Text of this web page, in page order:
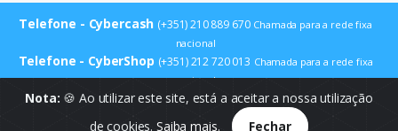
Telefone - Cybercash (+351) 210 889 670 Chamada para a rede fixa
nacional
Telefone - CyberShop (+351) 212 720 013 Chamada para a rede fixa
nacional
E-mail info@cybercash.pt
Nota: 🍪 Ao utilizar este site, está a aceitar a nossa utilização
de cookies. Saiba mais. Fechar